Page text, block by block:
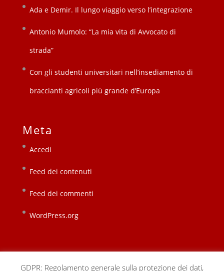
Ada e Demir. Il lungo viaggio verso l’integrazione
Antonio Mumolo: “La mia vita di Avvocato di
strada”
Con gli studenti universitari nell’insediamento di
braccianti agricoli più grande d’Europa
Meta
Accedi
Feed dei contenuti
Feed dei commenti
WordPress.org
GDPR: Regolamento generale sulla protezione dei dati,